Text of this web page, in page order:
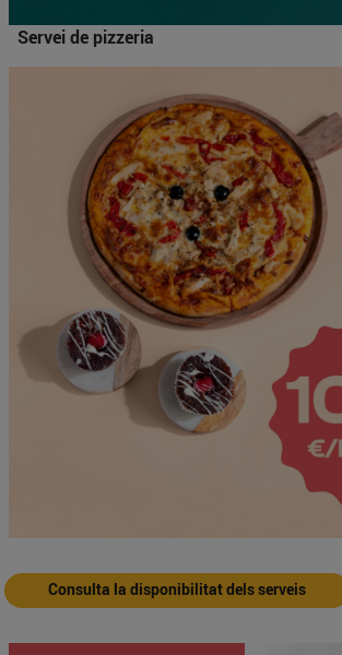
Servei de pizzeria
Consulta la disponibilitat dels serveis